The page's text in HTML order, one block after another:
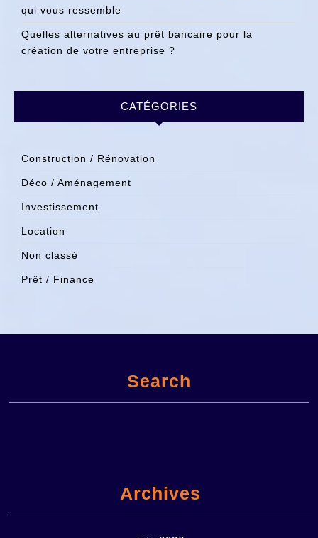
qui vous ressemble
Quelles alternatives au prêt bancaire pour la
création de votre entreprise ?
CATÉGORIES
Construction / Rénovation
Déco / Aménagement
Investissement
Location
Non classé
Prêt / Finance
Search
Archives